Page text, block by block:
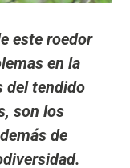
este roedor
en la
del tendido
son los
de